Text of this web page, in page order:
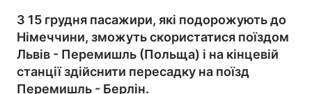
З 15 грудня пасажири, які подорожують до
Німеччини, зможуть скористатися поїздом
Львів - Перемишль (Польща) і на кінцевій
станції здійснити пересадку на поїзд
Перемишль - Берлін.